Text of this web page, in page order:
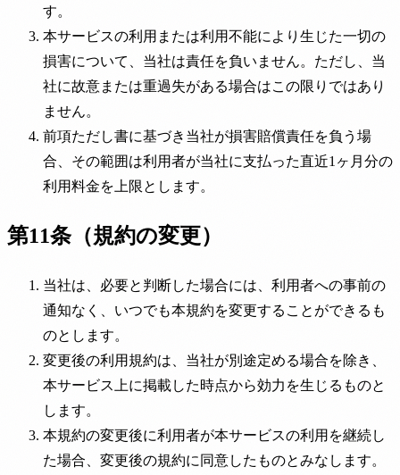
す。
本サービスの利用または利用不能により生じた一切の
損害について、当社は責任を負いません。ただし、当
社に故意または重過失がある場合はこの限りではあり
ません。
前項ただし書に基づき当社が損害賠償責任を負う場
合、その範囲は利用者が当社に支払った直近1ヶ月分の
利用料金を上限とします。
第11条（規約の変更）
当社は、必要と判断した場合には、利用者への事前の
通知なく、いつでも本規約を変更することができるも
のとします。
変更後の利用規約は、当社が別途定める場合を除き、
本サービス上に掲載した時点から効力を生じるものと
します。
本規約の変更後に利用者が本サービスの利用を継続し
た場合、変更後の規約に同意したものとみなします。